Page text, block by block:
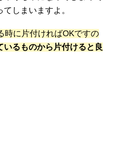
しまいますよ。
時に片付ければOKですの
いるものから片付けると良